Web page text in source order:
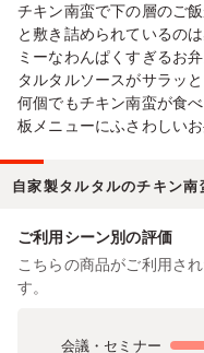
チキン南蛮で下の層のご
と敷き詰められているの
ミーなわんぱくすぎるお
タルタルソースがサラッ
何個でもチキン南蛮が食
板メニューにふさわしい
自家製タルタルのチキン
ご利用シーン別の評価
こちらの商品がご利用さ
す。
会議・セミナー